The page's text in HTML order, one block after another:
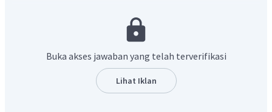
Buka akses jawaban yang telah terverifikasi
Lihat Iklan